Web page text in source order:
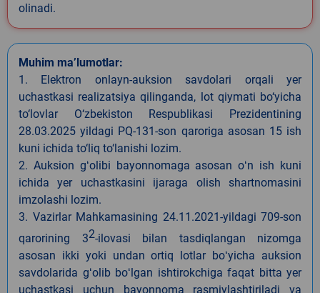
olinadi.
Muhim ma’lumotlar:
1. Elektron onlayn-auksion savdolari orqali yer
uchastkasi realizatsiya qilinganda, lot qiymati bo‘yicha
to‘lovlar O‘zbekiston Respublikasi Prezidentining
28.03.2025 yildagi PQ-131-son qaroriga asosan 15 ish
kuni ichida to‘liq to‘lanishi lozim.
2. Auksion gʻolibi bayonnomaga asosan oʻn ish kuni
ichida yer uchastkasini ijaraga olish shartnomasini
imzolashi lozim.
3. Vazirlar Mahkamasining 24.11.2021-yildagi 709-son
qarorining 32-ilovasi bilan tasdiqlangan nizomga
asosan ikki yoki undan ortiq lotlar boʻyicha auksion
savdolarida gʻolib boʻlgan ishtirokchiga faqat bitta yer
uchastkasi uchun bayonnoma rasmiylashtiriladi va